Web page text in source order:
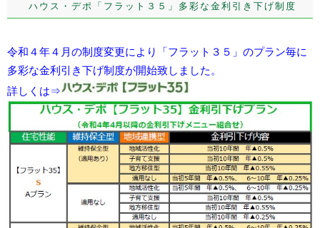
ハウス・デポ「フラット３５」多彩な金利引き下げ制度
令和４年４月の制度変更により「フラット３５」のプラン毎に
多彩な金利引き下げ制度が開始致しました。
詳しくは⇒